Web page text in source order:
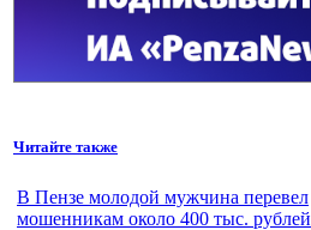
Читайте также
В Пензе молодой мужчина перевел
мошенникам около 400 тыс. рублей